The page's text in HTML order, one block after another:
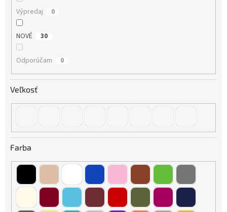
Výpredaj 0
NOVÉ 30
Odporúčam 0
Veľkosť
Farba